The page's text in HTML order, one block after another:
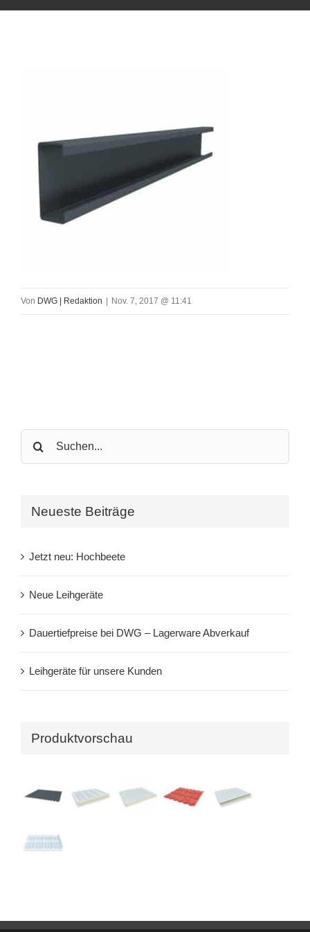
Von DWG | Redaktion | Nov. 7, 2017 @ 11:41
Search
for:
Neueste Beiträge
Jetzt neu: Hochbeete
Neue Leihgeräte
Dauertiefpreise bei DWG – Lagerware Abverkauf
Leihgeräte für unsere Kunden
Produktvorschau